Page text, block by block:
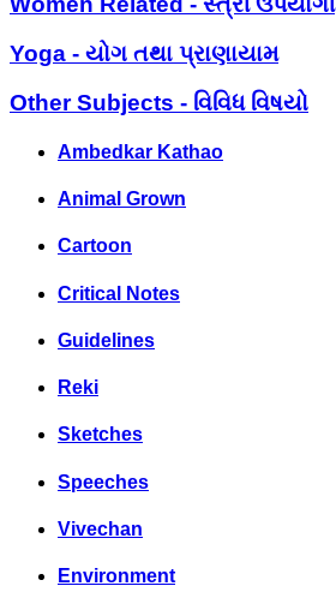
Yoga - યોગ તથા પ્રાણાયામ
Other Subjects - વિવિધ વિષયો
Ambedkar Kathao
Animal Grown
Cartoon
Critical Notes
Guidelines
Reki
Sketches
Speeches
Vivechan
Environment